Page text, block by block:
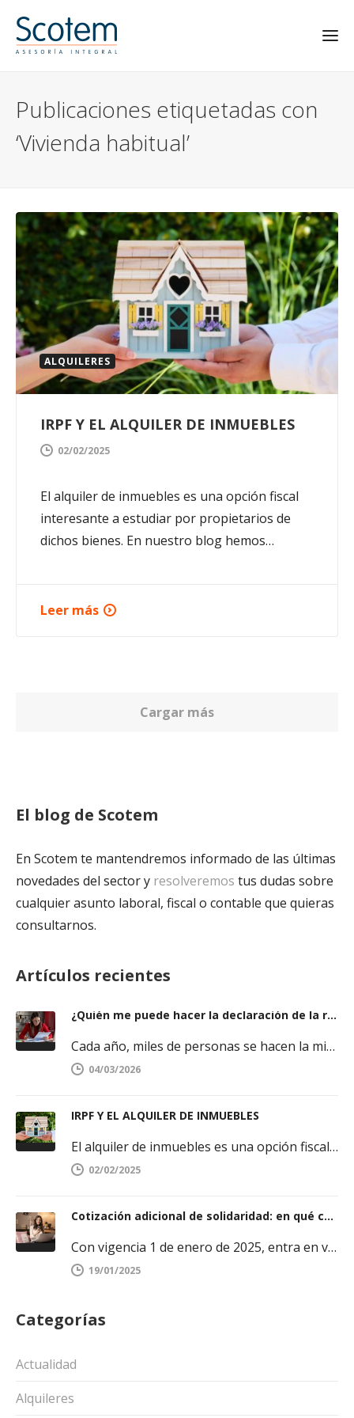
Publicaciones etiquetadas con
‘Vivienda habitual’
ALQUILERES
IRPF Y EL ALQUILER DE INMUEBLES
02/02/2025
El alquiler de inmuebles es una opción fiscal
interesante a estudiar por propietarios de
dichos bienes. En nuestro blog hemos…
Leer más
Cargar más
El blog de Scotem
En Scotem te mantendremos informado de las últimas
novedades del sector y resolveremos tus dudas sobre
cualquier asunto laboral, fiscal o contable que quieras
consultarnos.
Artículos recientes
¿Quién me puede hacer la declaración de la renta y cómo elegir bien?
Cada año, miles de personas se hacen la misma pregunta cuando se acerca la campaña del IRPF. Saber quién puede…
04/03/2026
IRPF Y EL ALQUILER DE INMUEBLES
El alquiler de inmuebles es una opción fiscal interesante a estudiar por propietarios de dichos bienes. En nuestro blog hemos…
02/02/2025
Cotización adicional de solidaridad: en qué consiste y a quién afecta
Con vigencia 1 de enero de 2025, entra en vigor la llamada “cotización adicional de solidaridad”, dirigida a los trabajadores cuya…
19/01/2025
Categorías
Actualidad
Alquileres